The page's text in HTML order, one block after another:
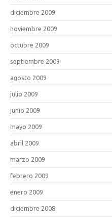
diciembre 2009
noviembre 2009
octubre 2009
septiembre 2009
agosto 2009
julio 2009
junio 2009
mayo 2009
abril 2009
marzo 2009
febrero 2009
enero 2009
diciembre 2008